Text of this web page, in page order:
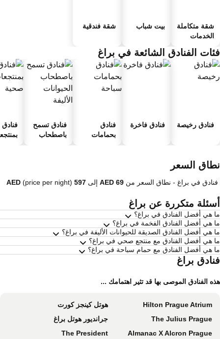
شقة متكاملة
الخدمات
بيت شباب شقة فندقية
الفنادق الشائعة في براغ
فنادق رخيصة فنادق فاخرة
فنادق
بحمامات
فنادق تسمح
باصطحاب
فنادق
السعر
في براغ - نطاق السعرمن إلى (price per night)
متكررة عن براغ
هي أفضل الفنادق في براغ؟
هي أفضل الفنادق الفخمة في براغ؟
هي أفضل الفنادق الصديقة للحيوانات الأليفة في براغ؟
هي أفضل الفنادق مع منتجع صحي في براغ؟
هي أفضل الفنادق مع حمام سباحة في براغ؟
براغ
الفنادق الموصى بها قد تثير اهتمامك ...
Hilton Prague Atrium
هوتل كينجز كورت
The Julius Prague
جرانديور هوتل براغ
Almanac X Alcron Prague
The President